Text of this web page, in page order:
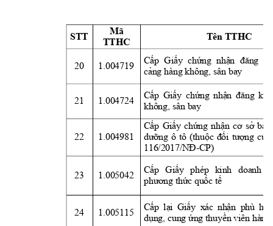
STT
Mã
TTHC
Tên TTHC
20 1.004719
Cấp Giấy chứng nhận đăng
cảng hàng không, sân bay
21 1.004724
Cấp Giấy chứng nhận đăng ký
không, sân bay
22 1.004981
Cấp Giấy chứng nhận cơ sở bảo
dưỡng ô tô (thuộc đối tượng của
116/2017/NĐ-CP)
23 1.005042
Cấp Giấy phép kinh doanh
phương thức quốc tế
24 1.005115
Cấp lại Giấy
  xác
nhận phù
dụng, cung ứng thuyền viên hàng